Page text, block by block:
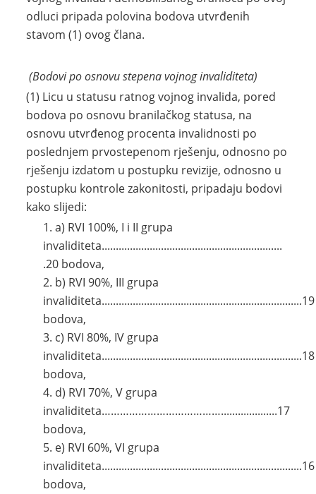
odluci pripada polovina bodova utvrđenih
stavom (1) ovog člana.
(Bodovi po osnovu stepena vojnog invaliditeta)
(1) Licu u statusu ratnog vojnog invalida, pored
bodova po osnovu branilačkog statusa, na
osnovu utvrđenog procenta invalidnosti po
poslednjem prvostepenom rješenju, odnosno po
rješenju izdatom u postupku revizije, odnosno u
postupku kontrole zakonitosti, pripadaju bodovi
kako slijedi:
a) RVI 100%, I i II grupa
invaliditeta................................................................
.20 bodova,
b) RVI 90%, III grupa
invaliditeta.......................................................................19
bodova,
c) RVI 80%, IV grupa
invaliditeta.......................................................................18
bodova,
d) RVI 70%, V grupa
invaliditeta…………………………………....................17
bodova,
e) RVI 60%, VI grupa
invaliditeta.......................................................................16
bodova,